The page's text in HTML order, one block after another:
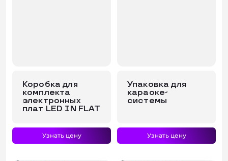
Коробка для
комплекта
электронных
плат LED IN FLAT
Узнать цену
Упаковка для
караоке-
системы
Узнать цену